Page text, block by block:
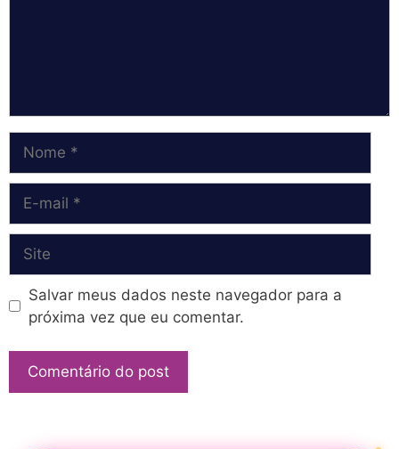
mail
Salvar meus dados neste navegador para a
próxima vez que eu comentar.